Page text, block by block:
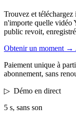
Trouvez et téléchargez
n'importe quelle vidéo
public revoit,
Obtenir un moment →
Paiement unique à
abonnement, sans
▷ Démo en direct
5 s, sans son